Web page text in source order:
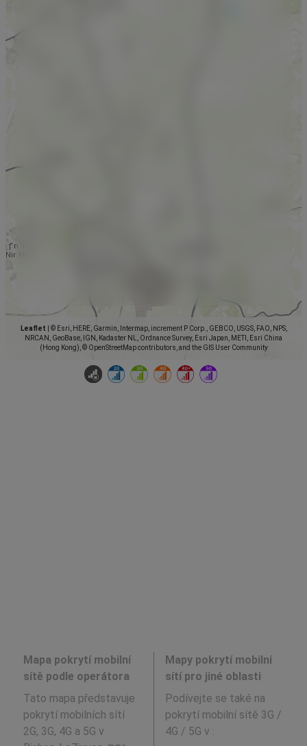
Leaflet
© Esri, HERE, Garmin, Intermap, increment P Corp., GEBCO, USGS, FAO, NPS,
NRCAN, GeoBase, IGN, Kadaster NL, Ordnance Survey, Esri Japan, METI, Esri China
(Hong Kong), © OpenStreetMap contributors, and the GIS User Community
Mapa pokrytí mobilní
sítě podle operátora
Tato mapa představuje
pokrytí mobilních sítí
2G, 3G, 4G a 5G v
Mapy pokrytí mobilní
sítí pro jiné oblasti
Podívejte se také na
pokrytí mobilní sítě 3G /
4G / 5G v :